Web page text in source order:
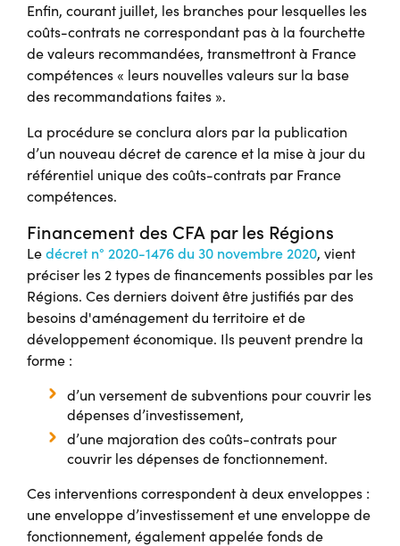
Enfin, courant juillet, les branches pour lesquelles les
coûts-contrats ne correspondant pas à la fourchette
de valeurs recommandées, transmettront à France
compétences « leurs nouvelles valeurs sur la base
des recommandations faites ».
La procédure se conclura alors par la publication
d’un nouveau décret de carence et la mise à jour du
référentiel unique des coûts-contrats par France
compétences.
Financement des CFA par les Régions
Ledécret n° 2020-1476 du 30 novembre 2020, vient
préciser les 2 types de financements possibles par les
Régions. Ces derniers doivent être justifiés par des
besoins d'aménagement du territoire et de
développement économique. Ils peuvent prendre la
forme :
d’un versement de subventions pour couvrir les
dépenses d’investissement,
d’une majoration des coûts-contrats pour
couvrir les dépenses de fonctionnement.
Ces interventions correspondent à deux enveloppes :
une enveloppe d’investissement et une enveloppe de
fonctionnement, également appelée fonds de